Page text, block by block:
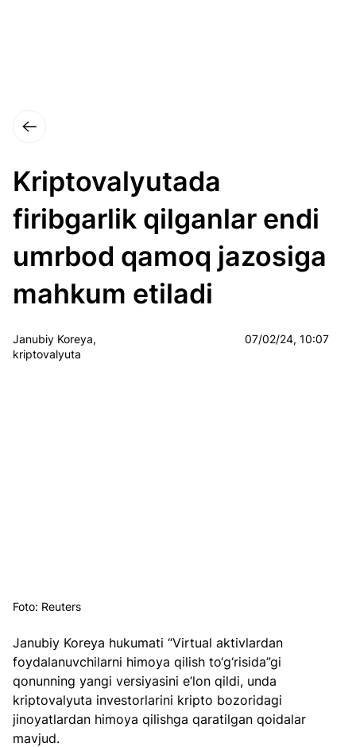
Kriptovalyutada
firibgarlik qilganlar endi
umrbod qamoq jazosiga
mahkum etiladi
Janubiy Koreya,
kriptovalyuta
07/02/24, 10:07
Foto: Reuters
Janubiy Koreya hukumati “Virtual aktivlardan
foydalanuvchilarni himoya qilish to‘g‘risida”gi
qonunning yangi versiyasini e’lon qildi, unda
kriptovalyuta investorlarini kripto bozoridagi
jinoyatlardan himoya qilishga qaratilgan qoidalar
mavjud.